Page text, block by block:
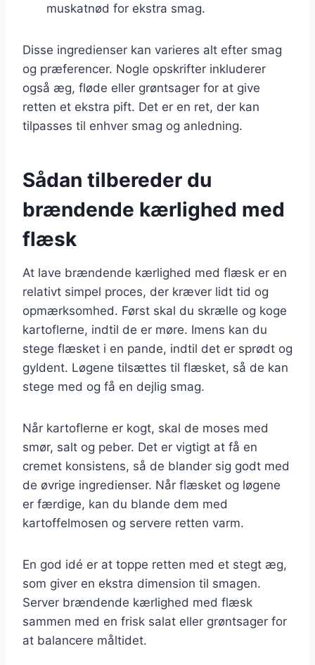
muskatnød for ekstra smag.
Disse ingredienser kan varieres alt efter smag
og præferencer. Nogle opskrifter inkluderer
også æg, fløde eller grøntsager for at give
retten et ekstra pift. Det er en ret, der kan
tilpasses til enhver smag og anledning.
Sådan tilbereder du
brændende kærlighed med
flæsk
At lave brændende kærlighed med flæsk er en
relativt simpel proces, der kræver lidt tid og
opmærksomhed. Først skal du skrælle og koge
kartoflerne, indtil de er møre. Imens kan du
stege flæsket i en pande, indtil det er sprødt og
gyldent. Løgene tilsættes til flæsket, så de kan
stege med og få en dejlig smag.
Når kartoflerne er kogt, skal de moses med
smør, salt og peber. Det er vigtigt at få en
cremet konsistens, så de blander sig godt med
de øvrige ingredienser. Når flæsket og løgene
er færdige, kan du blande dem med
kartoffelmosen og servere retten varm.
En god idé er at toppe retten med et stegt æg,
som giver en ekstra dimension til smagen.
Server brændende kærlighed med flæsk
sammen med en frisk salat eller grøntsager for
at balancere måltidet.